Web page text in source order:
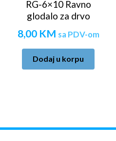
RG-6×10 Ravno
glodalo za drvo
8,00 KM sa PDV-om
Dodaj u korpu